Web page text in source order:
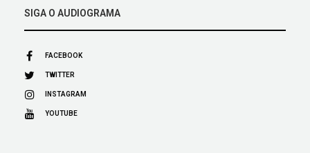
SIGA O AUDIOGRAMA
FACEBOOK
TWITTER
INSTAGRAM
YOUTUBE